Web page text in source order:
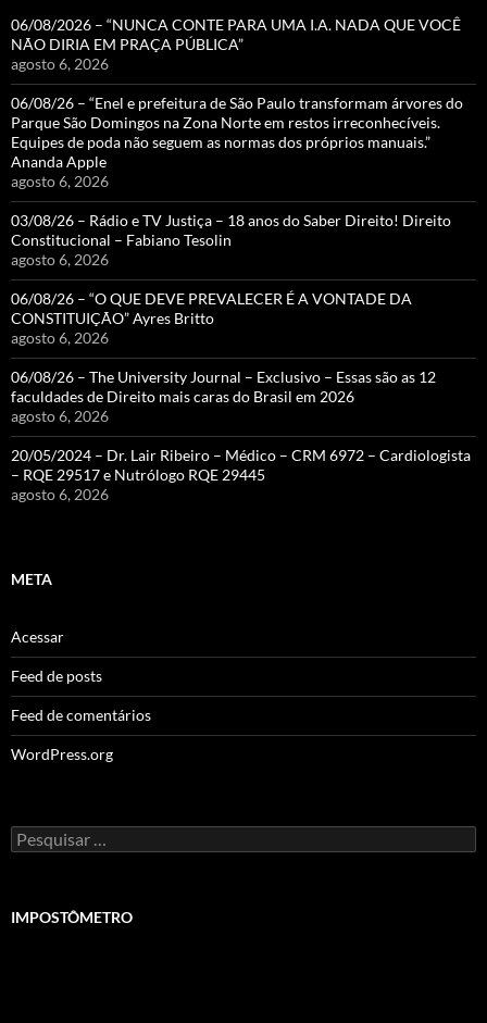
06/08/2026 – “NUNCA CONTE PARA UMA I.A. NADA QUE VOCÊ
NÃO DIRIA EM PRAÇA PÚBLICA”
agosto 6, 2026
06/08/26 – “Enel e prefeitura de São Paulo transformam árvores do
Parque São Domingos na Zona Norte em restos irreconhecíveis.
Equipes de poda não seguem as normas dos próprios manuais.”
Ananda Apple
agosto 6, 2026
03/08/26 – Rádio e TV Justiça – 18 anos do Saber Direito! Direito
Constitucional – Fabiano Tesolin
agosto 6, 2026
06/08/26 – “O QUE DEVE PREVALECER É A VONTADE DA
CONSTITUIÇÃO” Ayres Britto
agosto 6, 2026
06/08/26 – The University Journal – Exclusivo – Essas são as 12
faculdades de Direito mais caras do Brasil em 2026
agosto 6, 2026
20/05/2024 – Dr. Lair Ribeiro – Médico – CRM 6972 – Cardiologista
– RQE 29517 e Nutrólogo RQE 29445
agosto 6, 2026
META
Acessar
Feed de posts
Feed de comentários
WordPress.org
Pesquisar
por:
IMPOSTÔMETRO